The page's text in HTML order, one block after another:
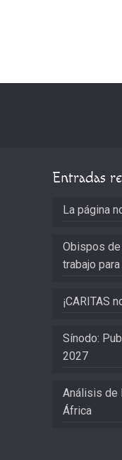
Entradas
La página
Obispos
trabajo
¡CARITAS
Sínodo:
2027
Análisis de
África